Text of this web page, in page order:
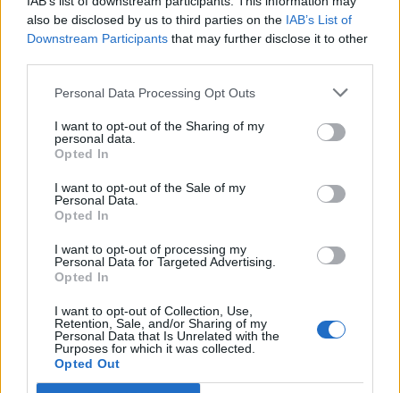
also be disclosed by us to third parties on the IAB’s List of
Downstream Participants that may further disclose it to other
Personal Data Processing Opt Outs
I want to opt-out of the Sharing of my
personal data.
Opted In
I want to opt-out of the Sale of my
Personal Data.
Opted In
I want to opt-out of processing my
Personal Data for Targeted Advertising.
Opted In
I want to opt-out of Collection, Use,
Retention, Sale, and/or Sharing of my
Personal Data that Is Unrelated with the
Purposes for which it was collected.
Opted Out
un nemieru. Svarīgi atcerēties, ka ikkatra emocija ir
saprotama un akceptējama – patiesi sadzirdēt
saskaras ar negatīvām emocijām, domājot par
atgriešanos izglītības iestādē. Katra bērna pieredze
skolā var būt atšķirīga, tieši tāpēc ir tik būtiski
vienu ar jautājumiem! Tomēr dažkārt arī vecākiem
un speciālistiem rodas jautājumi par to, kā bērnu vai
pusaudzi vislabāk stiprināt, lai mazinātu satraukumu,
kas saistīts ar skolu – nevienam vecākam vai
Ikvienam vecākam, likumiskajam pārstāvim un
speciālistam ir iespēja saņemt atbalstu saistībā ar
bērniem, kopīgi ar konsultantu pārrunāt grūtības un